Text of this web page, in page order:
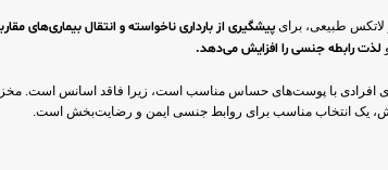
طبیعی، برای پیشگیری از بارداری ناخواسته و انتقال بیماری‌های
لذت رابطه جنسی را افزایش می‌دهد.
افرادی با پوست‌های حساس مناسب است، زیرا فاقد اسانس است. مخزن
یک انتخاب مناسب برای روابط جنسی ایمن و رضایت‌بخش است.